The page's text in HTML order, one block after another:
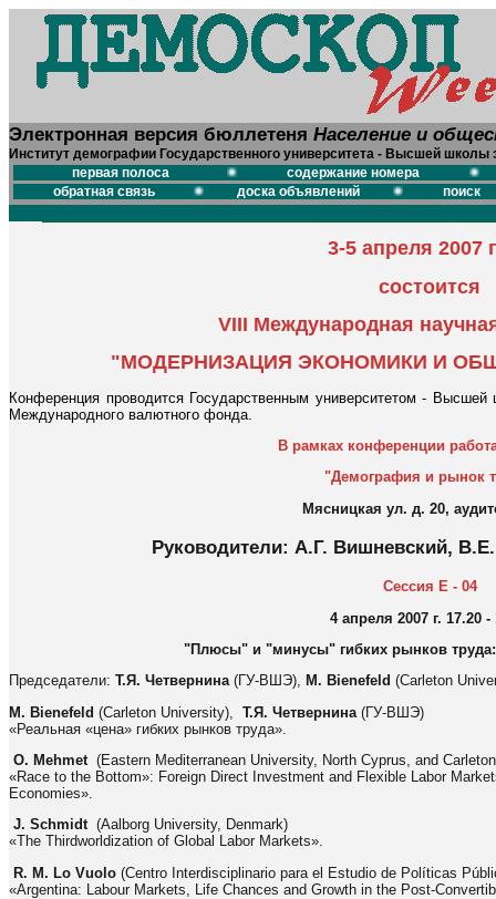
Электронная версия бюллетеня Население и
Институт демографии Государственного университета - Высшей школы
первая полоса
содержание номера
обратная связь
доска объявлений поиск
3-5 апреля 2007
состоится
VIII Международная
"МОДЕРНИЗАЦИЯ ЭКОНОМИКИ И
Конференция проводится Государственным университетом -
Международного валютного фонда.
В рамках конференции
"Демография и рынок
Мясницкая ул. д. 20,
Руководители: А.Г. Вишневский,
Сессия Е - 04
4 апреля 2007 г. 17.20 -
"Плюсы" и "минусы" гибких рынков
Председатели: Т.Я. Четвернина(ГУ-ВШЭ), M. Bienefeld (Carleton
M. Bienefeld (Carleton University), Т.Я. Четвернина (ГУ-ВШЭ)
«Реальная «цена» гибких рынков труда».
O. Mehmet (Eastern Mediterranean University, North Cyprus, and
«Race to the Bottom»: Foreign Direct Investment and Flexible Labor
Economies».
J. Schmidt(Aalborg University, Denmark)
«The Thirdworldization of Global Labor Markets».
R. M. Lo Vuolo (Centro Interdisciplinario para el Estudio de Políticas
«Argentina: Labour Markets, Life Chances and Growth in the Post-